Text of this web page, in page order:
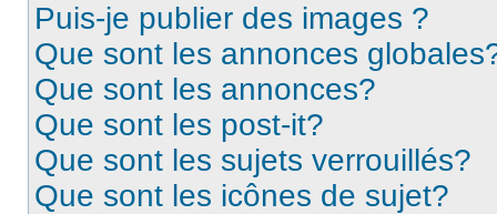
Puis-je publier des images ?
Que sont les annonces
Que sont les annonces?
Que sont les post-it?
Que sont les sujets verrouillés?
Que sont les icônes de sujet?